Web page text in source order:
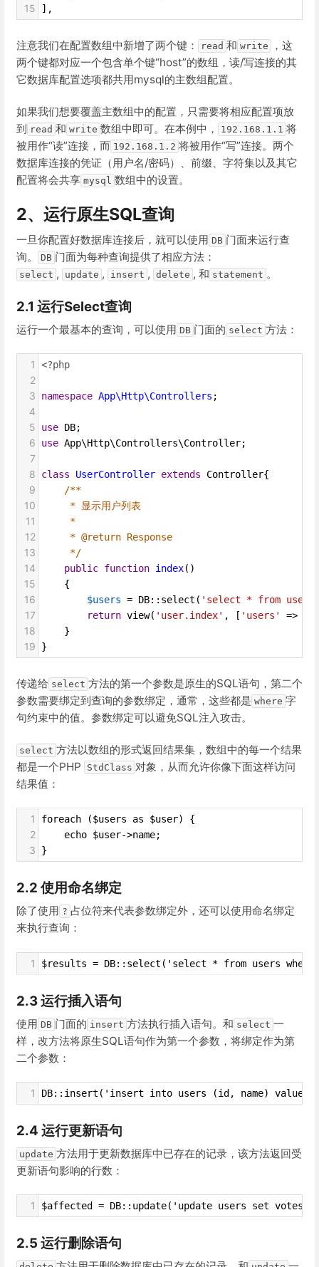
15 ],
注意我们在配置数组中新增了两个键： read 和 write
，这
两个键都对应一个包含单个键“host”的数组，读/写连接的其
它数据库配置选项都共用mysql的主数组配置。
如果我们想要覆盖主数组中的配置，只需要将相应配置项放
到
read 和 write 数组中即可。在本例中， 192.168.1.1 将
被用作“读”连接，而 192.168.1.2 将被用作“写”连接。两个
数据库连接的凭证（用户名/密码）、前缀、字符集以及其它
配置将会共享 mysql 数组中的设置。
2、运行原生SQL查询
一旦你配置好数据库连接后，就可以使用 DB 门面来运行查
询。
DB 门面为每种查询提供了相应方法：
select , update , insert , delete , 和 statement 。
2.1 运行Select查询
运行一个最基本的查询，可以使用 DB 门面的 select 方法：
1 <?php
2
3
namespace App\Http\Controllers ;
4
5
use DB;
6 use App\Http\Controllers\Controller;
7
8
class UserController extends Controller{
9 /**
10 * 显示用户列表
11 *
12 * @return Response
13 */
14 public function index()
15
    {
16 $users = DB:: select ( 'select * from users
17 return view( 'user.index' , [ 'users' =>
18
    }
19 }
传递给 select 方法的第一个参数是原生的SQL语句，第二个
参数需要绑定到查询的参数绑定，通常，这些都是 where 字
句约束中的值。参数绑定可以避免SQL注入攻击。
select 方法以数组的形式返回结果集，数组中的每一个结果
都是一个PHP
StdClass 对象，从而允许你像下面这样访问
结果值：
1 foreach ($users as $user) {
2
    echo $user->name;
3 }
2.2 使用命名绑定
除了使用 ? 占位符来代表参数绑定外，还可以使用命名绑定
来执行查询：
1 $results = DB::select('select * from users
2.3 运行插入语句
使用 DB 门面的 insert 方法执行插入语句。和 select 一
样，改方法将原生SQL语句作为第一个参数，将绑定作为第
二个参数：
1 DB::insert('insert into users (id, name)
2.4 运行更新语句
update 方法用于更新数据库中已存在的记录，该方法返回受
更新语句影响的行数：
1 $affected = DB::update('update users set votes
2.5 运行删除语句